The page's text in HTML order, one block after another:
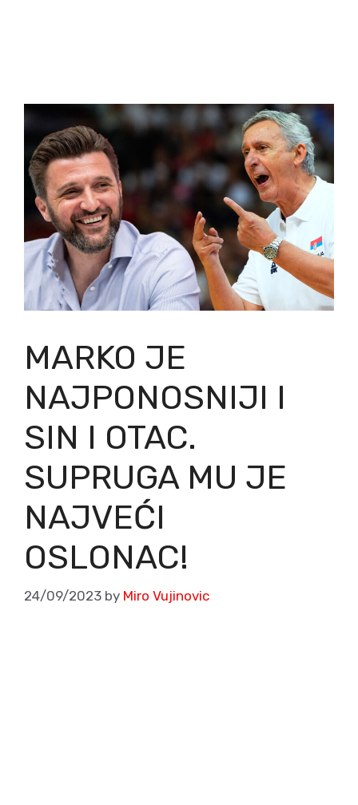
MARKO JE
NAJPONOSNIJI I
SIN I OTAC.
SUPRUGA MU JE
NAJVEĆI
OSLONAC!
24/09/2023 by Miro Vujinovic